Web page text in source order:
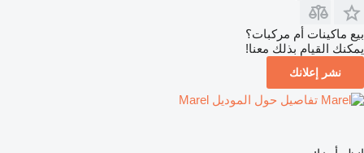
بيع ماكينات أم مركبات؟
يمكنك القيام بذلك معنا!
نشر إعلانك
تفاصيل حول الموديل Marel